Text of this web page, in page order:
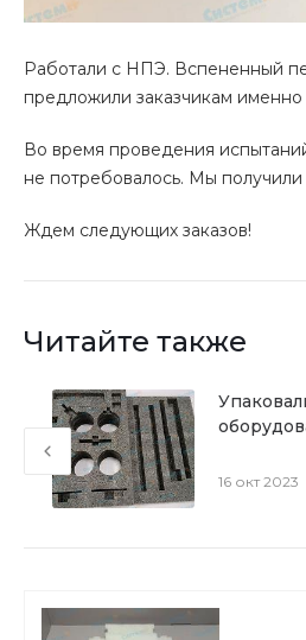
Работали с НПЭ. Вспененный
предложили заказчикам именно
Во время проведения
не потребовалось. Мы
Ждем следующих заказов!
Читайте также
16 окт 2023